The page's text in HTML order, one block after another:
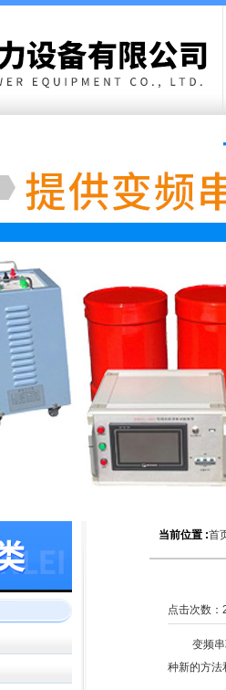
当前位置 :首
点击次数：
变频
种新的方法